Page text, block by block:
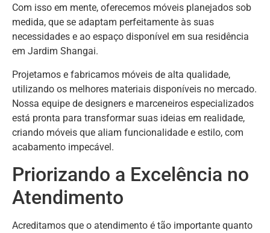
Com isso em mente, oferecemos móveis planejados sob
medida, que se adaptam perfeitamente às suas
necessidades e ao espaço disponível em sua residência
em Jardim Shangai.
Projetamos e fabricamos móveis de alta qualidade,
utilizando os melhores materiais disponíveis no mercado.
Nossa equipe de designers e marceneiros especializados
está pronta para transformar suas ideias em realidade,
criando móveis que aliam funcionalidade e estilo, com
acabamento impecável.
Priorizando a Excelência no
Atendimento
Acreditamos que o atendimento é tão importante quanto